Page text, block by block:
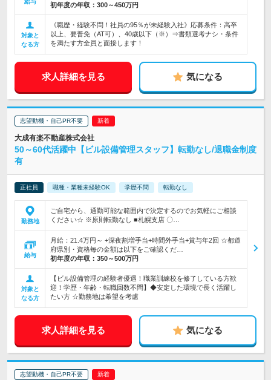
給与 初年度の年収： 300～450万円
対象と
なる方
《職歴・経験不問！社員の95％が未経験入社》応募条件：高卒
以上、要普免（AT可）、40歳以下（※）⇒書類選考ナシ・条件
を満たす方全員と面接します！
求人詳細を見る 気になる
志望動機・自己PR不要
大成有楽不動産株式会社
50～60代活躍中【ビル設備管理スタッフ】転勤なし/退職金制度
有
正社員 職種・業種未経験OK 学歴不問 転勤なし
勤務地
ご自宅から、通勤可能な範囲内で決定するのでお気軽にご相談
ください☆ ※原則転勤なし ■札幌支店 〇…
給与
月給：21.4万円～ +深夜割増手当+時間外手当+賞与年2回 ☆都道
府県別・資格毎の金額は以下をご確認くだ…
初年度の年収： 350～500万円
対象と
なる方
【ビル設備管理の経験者優遇！職業訓練校を修了している方歓
迎！学歴・年齢・転職回数不問】◆安定した環境で長く活躍し
たい方 ☆勤務地は希望を考慮
求人詳細を見る 気になる
志望動機・自己PR不要